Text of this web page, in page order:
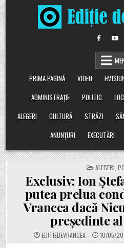
Skip
to
content
PRIMA PAGINĂ
VIDEO
ADMINISTRAȚIE
POLITIC
ALEGERI
CULTURĂ STRĂZI
ANUNȚURI
EXECUTĂRI
POSTED
IN
ALEGERI
Exclusiv: Ion
putea prelua
Vrancea dacă
președinte
EDITIEDEVRANCEA 10/05/